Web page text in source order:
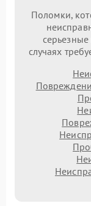
Поломки,
случаях